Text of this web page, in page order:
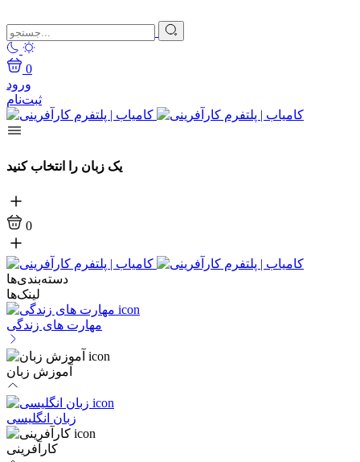
0
ورود
ثبت‌نام
یک زبان را انتخاب کنید
0
دسته‌بندی‌ها
لینک‌ها
مهارت های زندگی
آموزش زبان
زبان انگلیسی
کارآفرینی